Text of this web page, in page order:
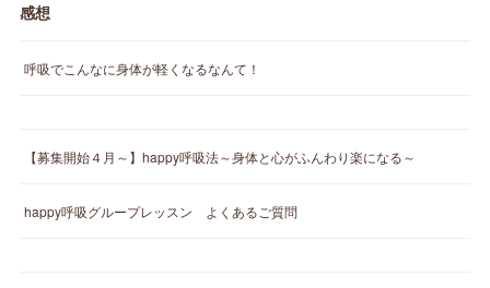
感想
呼吸でこんなに身体が軽くなるなんて！
【募集開始４月～】happy呼吸法～身体と心がふんわり楽になる～
happy呼吸グループレッスン よくあるご質問